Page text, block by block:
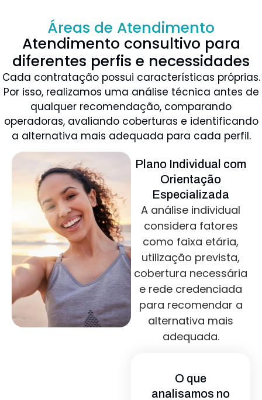
Áreas de Atendimento
Atendimento consultivo para
diferentes perfis e necessidades
Cada contratação possui características próprias.
Por isso, realizamos uma análise técnica antes de
qualquer recomendação, comparando
operadoras, avaliando coberturas e identificando
a alternativa mais adequada para cada perfil.
Plano Individual com
Orientação
Especializada
A análise individual
considera fatores
como faixa etária,
utilização prevista,
cobertura necessária
e rede credenciada
para recomendar a
alternativa mais
adequada.
O que
analisamos no